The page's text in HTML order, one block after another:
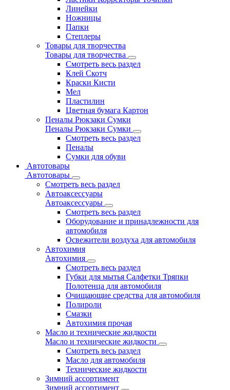
Линейки
Ножницы
Папки
Степлеры
Товары для творчества
Товары для творчества
Смотреть весь раздел
Клей Скотч
Краски Кисти
Мел
Пластилин
Цветная бумага Картон
Пеналы Рюкзаки Сумки
Пеналы Рюкзаки Сумки
Смотреть весь раздел
Пеналы
Сумки для обуви
Автотовары
Автотовары
Смотреть весь раздел
Автоаксессуары
Автоаксессуары
Смотреть весь раздел
Оборудование и принадлежности для
автомобиля
Освежители воздуха для автомобиля
Автохимия
Автохимия
Смотреть весь раздел
Губки для мытья Салфетки Тряпки
Полотенца для автомобиля
Очищающие средства для автомобиля
Полироли
Смазки
Автохимия прочая
Масло и технические жидкости
Масло и технические жидкости
Смотреть весь раздел
Масло для автомобиля
Технические жидкости
Зимний ассортимент
Зимний ассортимент